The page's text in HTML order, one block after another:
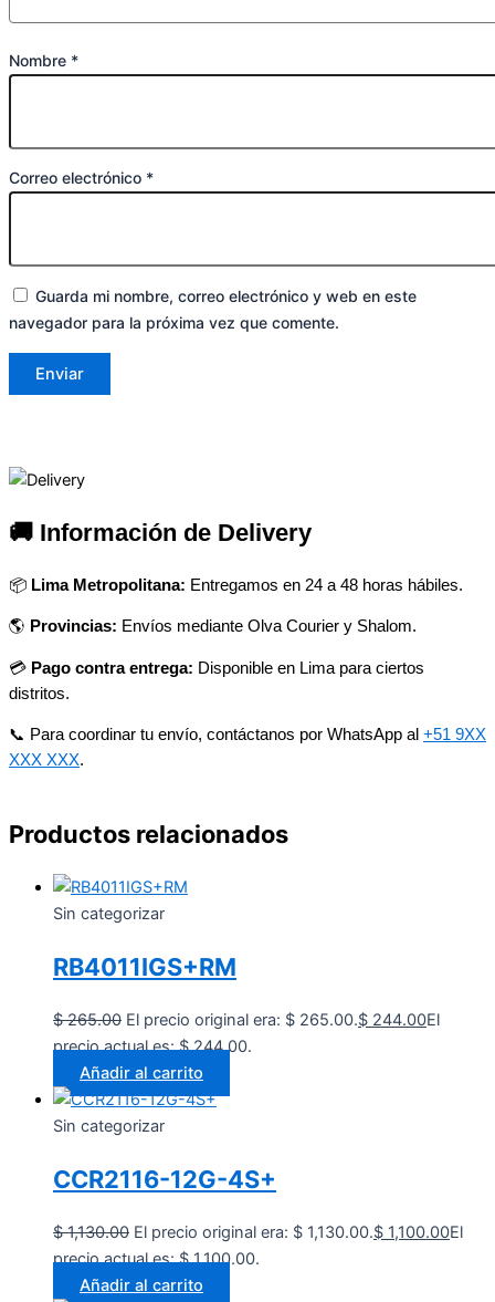
Nombre *
Correo electrónico *
Guarda mi nombre, correo electrónico y web en este
navegador para la próxima vez que comente.
🚚 Información de Delivery
📦 Lima Metropolitana: Entregamos en 24 a 48 horas hábiles.
🌎 Provincias: Envíos mediante Olva Courier y Shalom.
💳 Pago contra entrega: Disponible en Lima para ciertos
distritos.
📞 Para coordinar tu envío, contáctanos por WhatsApp al +51 9XX
XXX XXX.
Productos relacionados
Sin categorizar
RB4011IGS+RM
$265.00 El precio original era: $ 265.00.$ 244.00El
precio actual es: $ 244.00.
Añadir al carrito
Sin categorizar
CCR2116-12G-4S+
$1,130.00 El precio original era: $ 1,130.00.$ 1,100.00El
precio actual es: $ 1,100.00.
Añadir al carrito